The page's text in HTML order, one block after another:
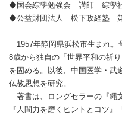
◆国会綜學勉強会 講師 綜學
◆公益財団法人 松下政経塾
1957年静岡県浜松市生まれ。
8歳から独自の「世界平和の祈
を固める。以後、中国医学・武
仏教思想を研究。
著書は、ロングセラーの『縄
『人間力を磨くヒントとコツ